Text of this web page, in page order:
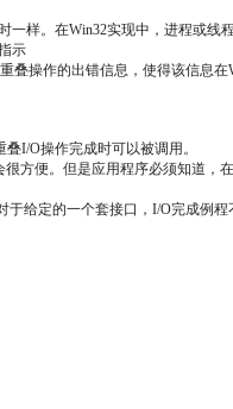
一样。在Win32实现中，进程或线
示
操作的出错信息，使得该信息在
叠I/O操作完成时可以被调用。
方便。但是应用程序必须知道，
于给定的一个套接口，I/O完成例